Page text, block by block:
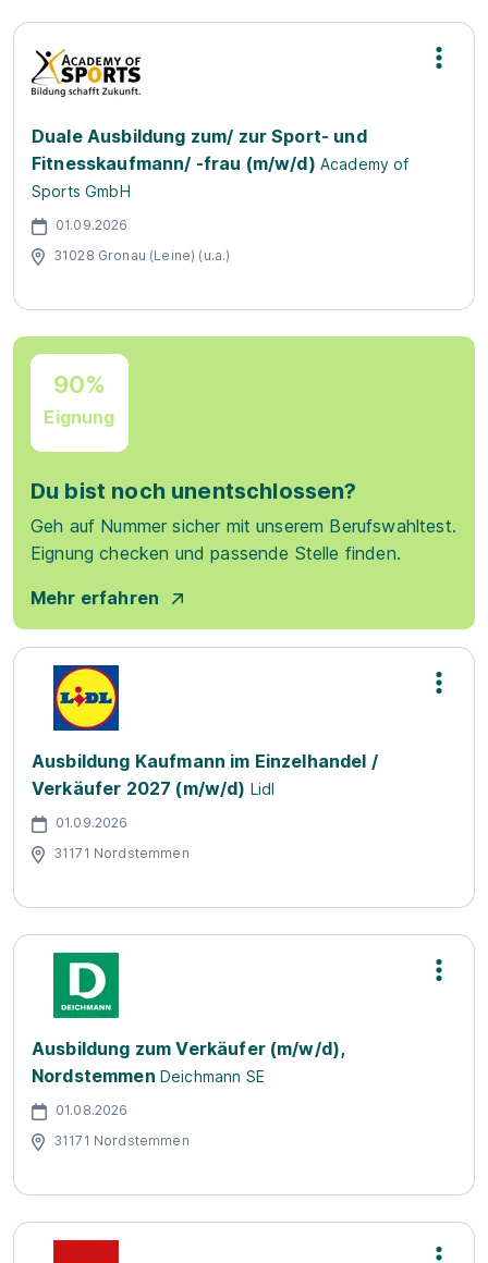
Duale Ausbildung zum/ zur Sport- und
Fitnesskaufmann/ -frau (m/w/d) Academy of
Sports GmbH
01.09.2026
31028 Gronau (Leine) (u.a.)
90%
Eignung
Du bist noch unentschlossen?
Geh auf Nummer sicher mit unserem Berufswahltest.
Eignung checken und passende Stelle finden.
Mehr erfahren
Ausbildung Kaufmann im Einzelhandel /
Verkäufer 2027 (m/w/d) Lidl
01.09.2026
31171 Nordstemmen
Ausbildung zum Verkäufer (m/w/d),
Nordstemmen Deichmann SE
01.08.2026
31171 Nordstemmen